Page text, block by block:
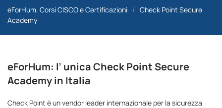
eForHum, Corsi CISCO e Certificazioni / Check Point Secure
Academy
eForHum: l’ unica Check Point Secure
Academy in Italia
Check Point è un vendor leader internazionale per la sicurezza